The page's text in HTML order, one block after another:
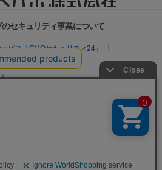
セキュリティ事業について
ビス「GMOセキュリティ24」
リスク診断
）